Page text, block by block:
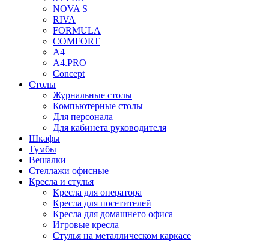
NOVA S
RIVA
FORMULA
COMFORT
A4
A4.PRO
Concept
Столы
Журнальные столы
Компьютерные столы
Для персонала
Для кабинета руководителя
Шкафы
Тумбы
Вешалки
Стеллажи офисные
Кресла и стулья
Кресла для оператора
Кресла для посетителей
Кресла для домашнего офиса
Игровые кресла
Стулья на металлическом каркасе